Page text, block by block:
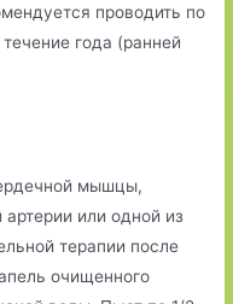
проводить по
года (ранней
мышцы,
артерии или одной из
терапии после
очищенного